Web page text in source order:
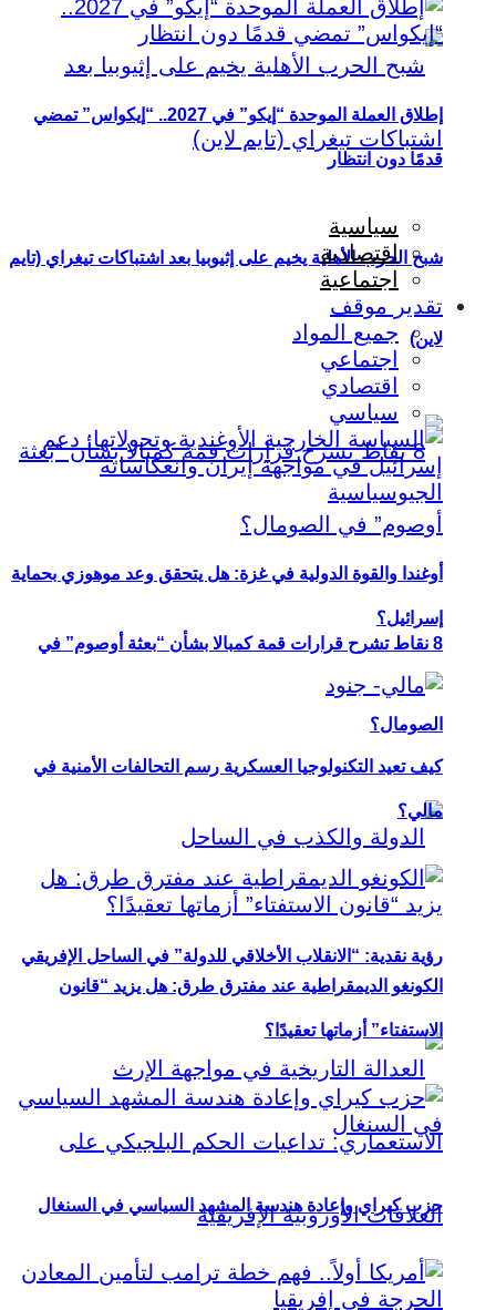
شبح الحرب الأهلية يخيم على إثيوبيا بعد اشتباكات تيغراي (تايم
لاين)
8 نقاط تشرح قرارات قمة كمبالا بشأن “بعثة أوصوم” في
الصومال؟
رؤية نقدية: “الانقلاب الأخلاقي للدولة” في الساحل الإفريقي
إطلاق العملة الموحدة “إيكو” في 2027.. “إيكواس” تمضي
قدمًا دون انتظار
سياسية
اقتصادية
اجتماعية
تقدير موقف
جميع المواد
اجتماعي
اقتصادي
سياسي
أوغندا والقوة الدولية في غزة: هل يتحقق وعد موهوزي بحماية
إسرائيل؟
كيف تعيد التكنولوجيا العسكرية رسم التحالفات الأمنية في
مالي؟
الكونغو الديمقراطية عند مفترق طرق: هل يزيد “قانون
الاستفتاء” أزماتها تعقيدًا؟
حزب كيراي وإعادة هندسة المشهد السياسي في السنغال